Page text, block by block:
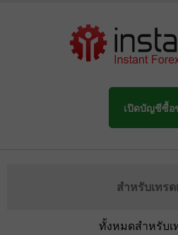
เปิดบัญชีซื้อ
สำหรับเทรด
ทั้งหมดสำหรับเ